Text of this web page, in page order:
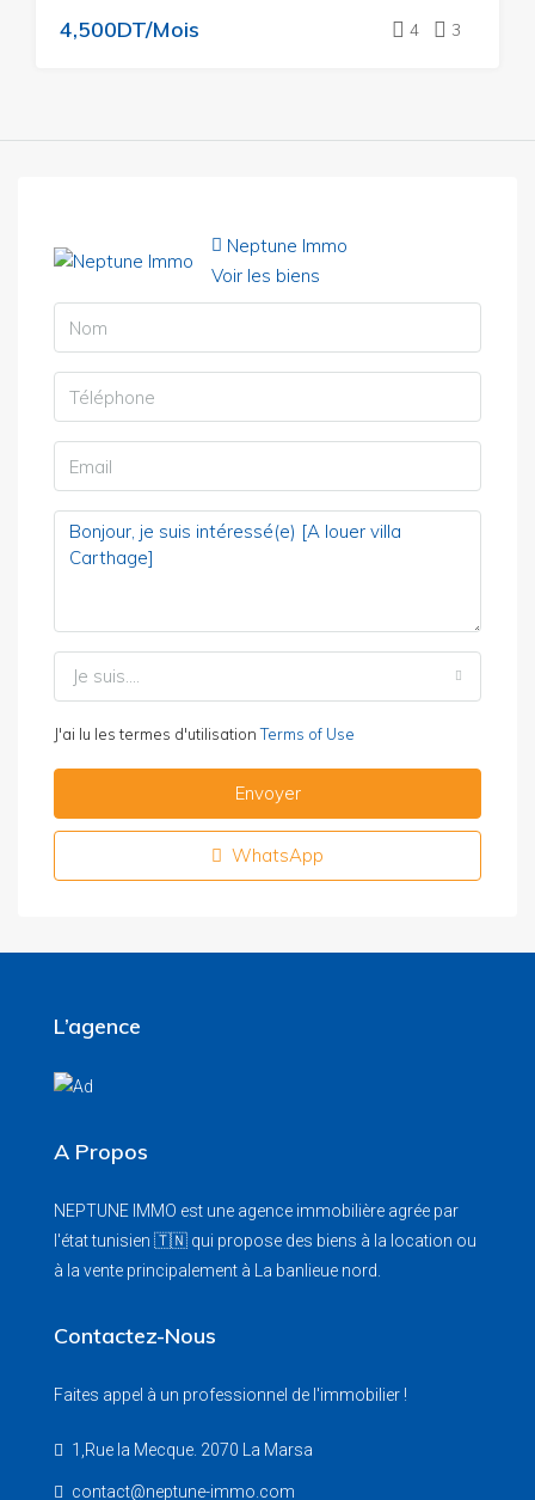
4,500DT/Mois 4 3
Neptune Immo
Voir les biens
Je suis....
J'ai lu les termes d'utilisationTerms of Use
Envoyer
WhatsApp
L’agence
A Propos
NEPTUNE IMMO est une agence immobilière agrée par
l'état tunisien 🇹🇳 qui propose des biens à la location ou
à la vente principalement à La banlieue nord.
Contactez-Nous
Faites appel à un professionnel de l'immobilier !
1,Rue la Mecque. 2070 La Marsa
contact@neptune-immo.com